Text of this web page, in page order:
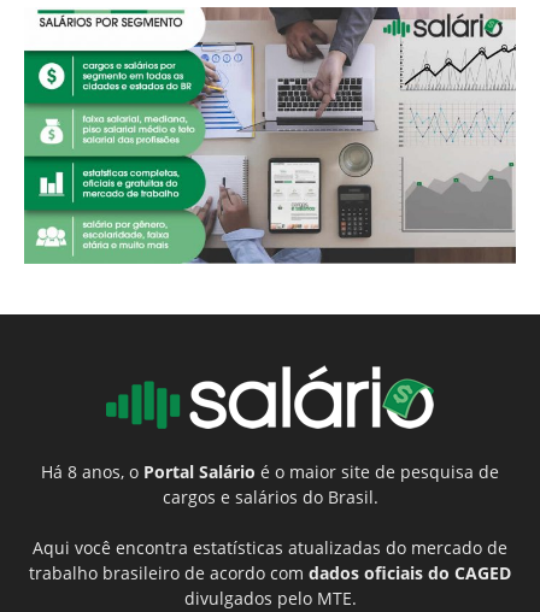
Há 8 anos, o Portal Salário é o maior site de pesquisa de
cargos e salários do Brasil.
Aqui você encontra estatísticas atualizadas do mercado de
trabalho brasileiro de acordo com dados oficiais do CAGED
divulgados pelo MTE.